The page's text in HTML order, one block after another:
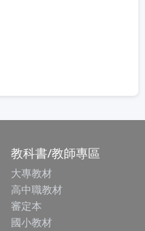
教科書/教師專區
大專教材
高中職教材
審定本
國小教材